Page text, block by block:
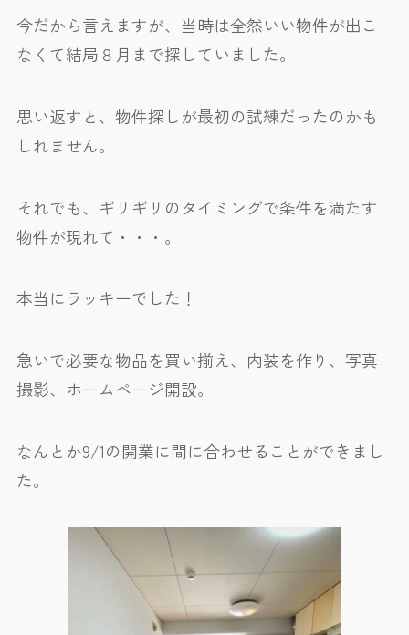
今だから言えますが、当時は全然いい物件が出こ
なくて結局８月まで探していました。
思い返すと、物件探しが最初の試練だったのかも
しれません。
それでも、ギリギリのタイミングで条件を満たす
物件が現れて・・・。
本当にラッキーでした！
急いで必要な物品を買い揃え、内装を作り、写真
撮影、ホームページ開設。
なんとか9/1の開業に間に合わせることができまし
た。